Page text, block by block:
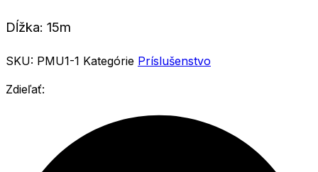
Dĺžka: 15m
SKU: PMU1-1 Kategórie Príslušenstvo
Zdieľať: